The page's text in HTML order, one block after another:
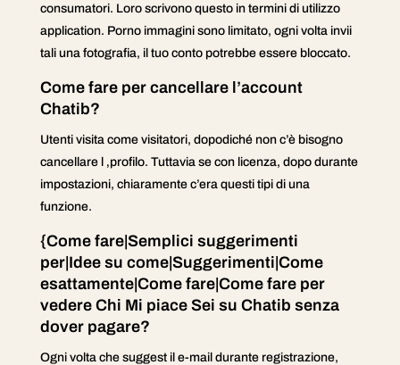
consumatori. Loro scrivono questo in termini di utilizzo
application. Porno immagini sono limitato, ogni volta invii
tali una fotografia, il tuo conto potrebbe essere bloccato.
Come fare per cancellare l’account
Chatib?
Utenti visita come visitatori, dopodiché non c’è bisogno
cancellare l ‚profilo. Tuttavia se con licenza, dopo durante
impostazioni, chiaramente c’era questi tipi di una
funzione.
{Come fare|Semplici suggerimenti
per|Idee su come|Suggerimenti|Come
esattamente|Come fare|Come fare per
vedere Chi Mi piace Sei su Chatib senza
dover pagare?
Ogni volta che suggest il e-mail durante registrazione,